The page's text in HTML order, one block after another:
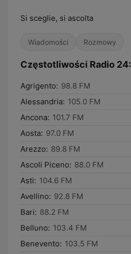
Si sceglie, si ascolta
Wiadomości Rozmowy
Częstotliwości Radio 24:
Agrigento: 98.8 FM
Alessandria: 105.0 FM
Ancona: 101.7 FM
Aosta: 97.0 FM
Arezzo: 89.8 FM
Ascoli Piceno: 88.0 FM
Asti: 104.6 FM
Avellino: 92.8 FM
Bari: 88.2 FM
Belluno: 103.4 FM
Benevento: 103.5 FM